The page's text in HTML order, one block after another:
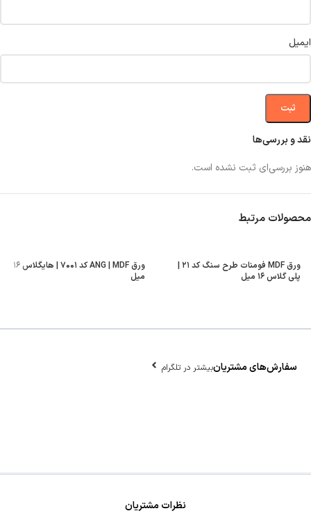
نقد و بررسی‌ها
هنوز بررسی‌ای ثبت نشده است.
ایمیل
محصولات مرتبط
ورق MDF فومنات طرح سنگ کد ۲۱ |
پلی گلاس ۱۶ میل
ورق ANG | MDF کد ۷۰۰۱ | هایگلاس ۱۶
میل
سفارش‌های مشتریانبیشتر در تلگرام
نظرات مشتریان